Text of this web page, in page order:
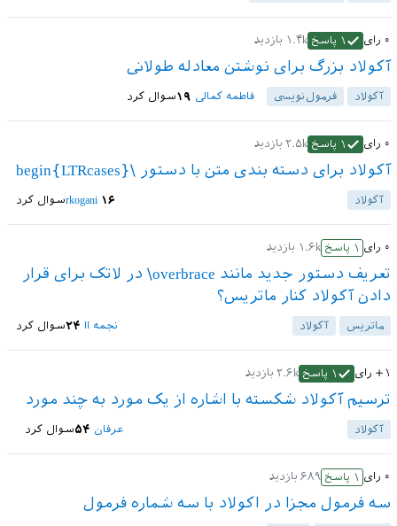
۰ رای ۱ پاسخ ۱.۴k بازدید
آکولاد بزرگ برای نوشتن معادله طولانی
آکولاد فرمول‌نویسی سوال کرد فاطمه کمالی ۱۹
۰ رای ۱ پاسخ ۲.۵k بازدید
آکولاد برای دسته بندی متن با دستور \begin{LTRcases}
آکولاد سوال کردrkogani ۱۶
۰ رای ۱ پاسخ ۱.۶k بازدید
تعریف دستور جدید مانند overbrace\ در لاتک برای قرار
دادن آکولاد کنار ماتریس؟
ماتریس آکولاد سوال کرد نجمه اا ۲۴
+۱ رای ۱ پاسخ ۲.۶k بازدید
ترسیم آکولاد شکسته با اشاره از یک مورد به چند مورد
آکولاد سوال کرد عرفان ۵۴
۰ رای ۱ پاسخ ۶۸۹ بازدید
سه فرمول مجزا در اکولاد با سه شماره فرمول